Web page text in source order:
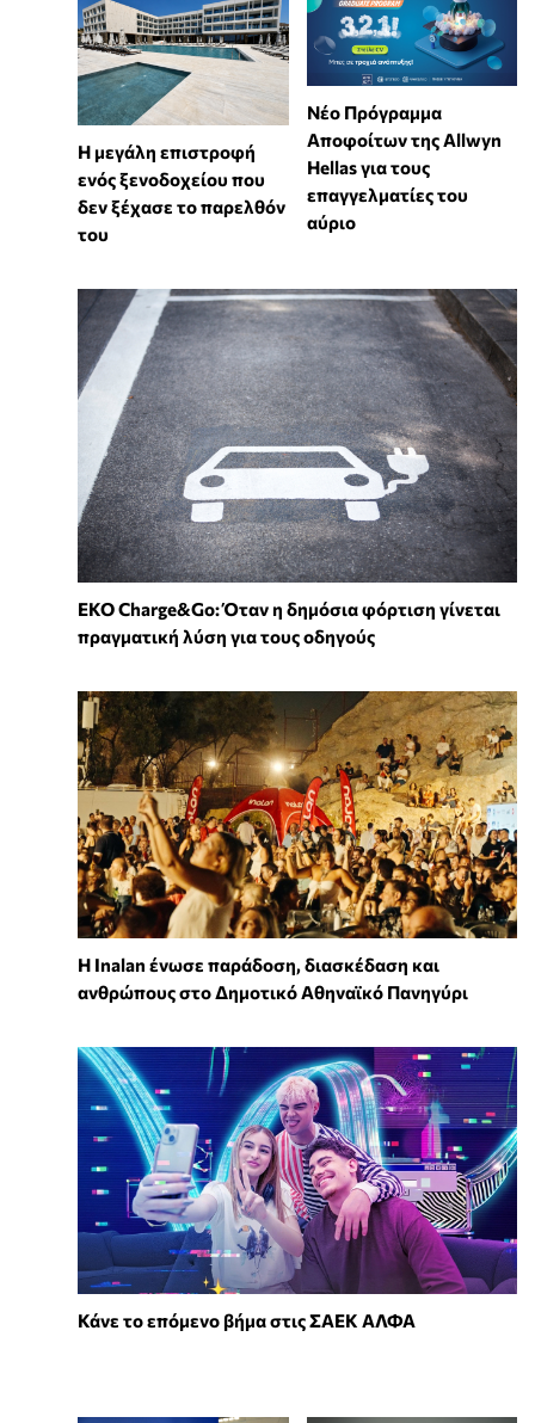
Η μεγάλη επιστροφή
ενός ξενοδοχείου που
δεν ξέχασε το παρελθόν
του
Νέο Πρόγραμμα
Αποφοίτων της Allwyn
Hellas για τους
επαγγελματίες του
αύριο
EKO Charge&Go: Όταν η δημόσια φόρτιση γίνεται
πραγματική λύση για τους οδηγούς
Η Inalan ένωσε παράδοση, διασκέδαση και
ανθρώπους στο Δημοτικό Αθηναϊκό Πανηγύρι
Κάνε το επόμενο βήμα στις ΣΑΕΚ ΑΛΦΑ